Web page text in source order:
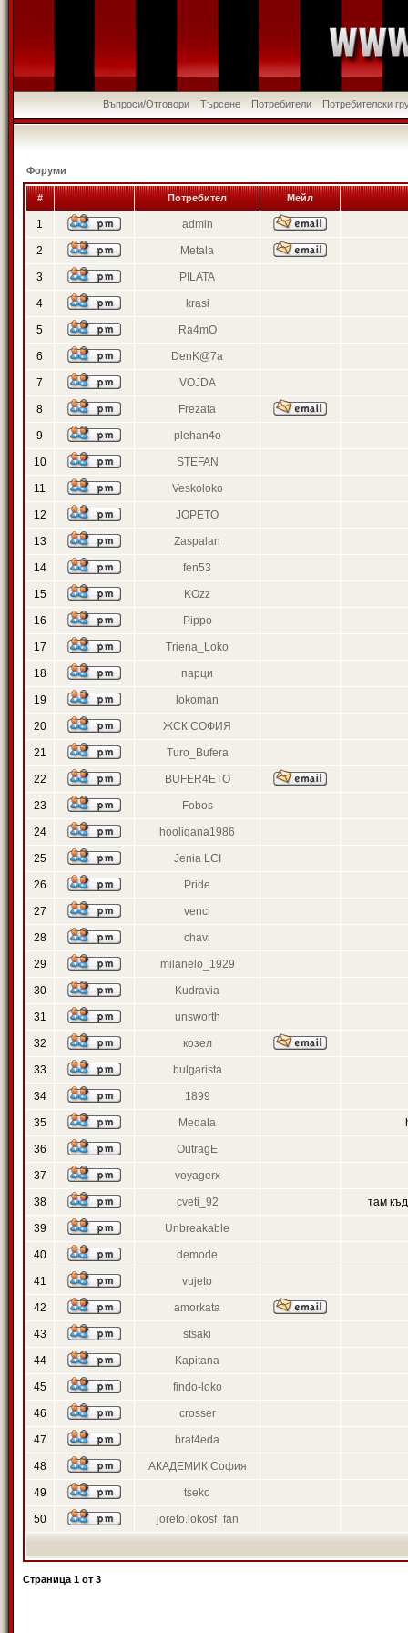
Въпроси/Отговори Търсене Потребители Потребителски
Форуми
# Потребител Мейл
1 admin
2 Metala
3 PILATA
4 krasi
5 Ra4mO
6 DenK@7a
7 VOJDA
8 Frezata
9 plehan4o
10 STEFAN
11 Veskoloko
12 JOPETO
13 Zaspalan
14 fen53
15 KOzz
16 Pippo
17 Triena_Loko
18 парци
19 lokoman
20 ЖСК СОФИЯ
21 Turo_Bufera
22 BUFER4ETO
23 Fobos
24 hooligana1986
25 Jenia LCI
26 Pride
27 venci
28 chavi
29 milanelo_1929
30 Kudravia
31 unsworth
32 козел
33 bulgarista
34 1899
35 Medala
36 OutragE
37 voyagerx
38 cveti_92 там
39 Unbreakable
40 demode
41 vujeto
42 amorkata
43 stsaki
44 Kapitana
45 findo-loko
46 crosser
47 brat4eda
48 АКАДЕМИК София
49 tseko
50 joreto.lokosf_fan
Страница 1 от 3